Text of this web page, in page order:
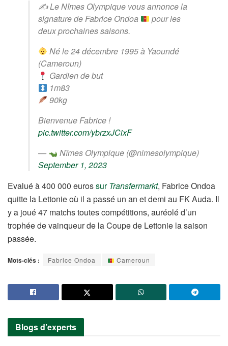
✍Le Nîmes Olympique vous annonce la
signature de Fabrice Ondoa
pour les
deux prochaines saisons.
Né le 24 décembre 1995 à Yaoundé
(Cameroun)
Gardien de but
1m83
90kg
Bienvenue Fabrice !
pic.twitter.com/ybrzxJCixF
—
Nîmes Olympique (@nimesolympique)
September 1, 2023
Evalué à 400 000 eurossurTransfermarkt, Fabrice Ondoa
quitte la Lettonie où il a passé un an et demi au FK Auda. Il
y a joué 47 matchs toutes compétitions, auréolé d’un
trophée de vainqueur de la Coupe de Lettonie la saison
passée.
Mots-clés : Fabrice Ondoa Cameroun
Blogs d’experts